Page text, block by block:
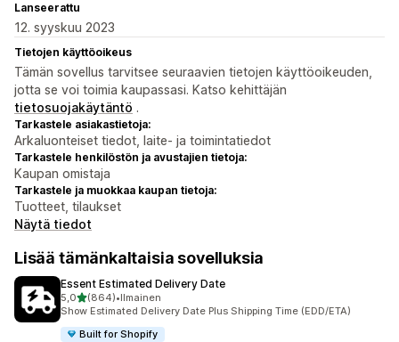
Lanseerattu
12. syyskuu 2023
Tietojen käyttöoikeus
Tämän sovellus tarvitsee seuraavien tietojen käyttöoikeuden,
jotta se voi toimia kaupassasi. Katso kehittäjän
tietosuojakäytäntö .
Tarkastele asiakastietoja:
Arkaluonteiset tiedot, laite- ja toimintatiedot
Tarkastele henkilöstön ja avustajien tietoja:
Kaupan omistaja
Tarkastele ja muokkaa kaupan tietoja:
Tuotteet, tilaukset
Näytä tiedot
Lisää tämänkaltaisia sovelluksia
Essent Estimated Delivery Date
5,0/ 5 tähteä
(864)
864 arvostelua yhteensä
•Ilmainen
Show Estimated Delivery Date Plus Shipping Time (EDD/ETA)
Built for Shopify